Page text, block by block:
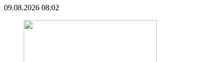
09.08.2026 08:02